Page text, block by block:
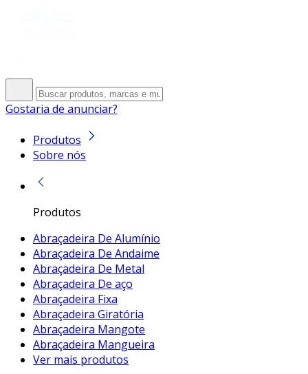
Gostaria de anunciar?
Produtos
Sobre nós
Produtos
Abraçadeira De Alumínio
Abraçadeira De Andaime
Abraçadeira De Metal
Abraçadeira De aço
Abraçadeira Fixa
Abraçadeira Giratória
Abraçadeira Mangote
Abraçadeira Mangueira
Ver mais produtos